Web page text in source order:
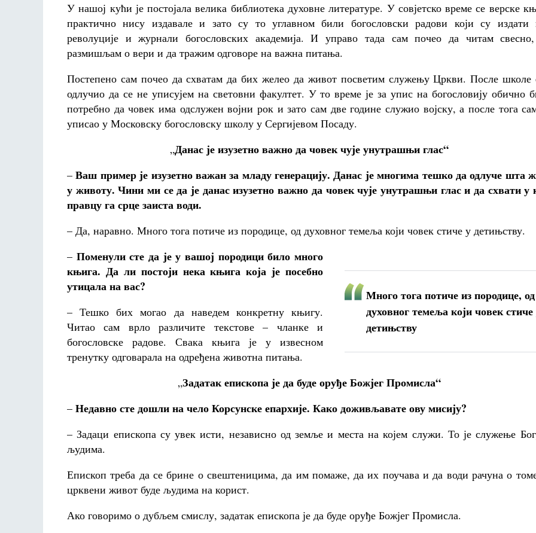
У нашој кући је постојала велика библиотека духовне литературе. У совјетско време се верске
практично нису издавале и зато су то углавном били богословски радови који су издати
револуције и журнали богословских академија. И управо тада сам почео да читам
размишљам о вери и да тражим одговоре на важна питања.
Постепено сам почео да схватам да бих желео да живот посветим служењу Цркви. После школе
одлучио да се не уписујем на световни факултет. У то време је за упис на богословију обично
потребно да човек има одслужен војни рок и зато сам две године служио војску, а после тога
уписао у Московску богословску школу у Сергијевом Посаду.
„Данас је изузетно важно да човек чује унутрашњи глас“
–Ваш пример је изузетно важан за младу генерацију. Данас је многима тешко да одлуче шта
у животу. Чини ми се да је данас изузетно важно да човек чује унутрашњи глас и да схвати у
правцу га срце заиста води.
– Да, наравно. Много тога потиче из породице, од духовног темеља који човек стиче у детињству.
Много тога потиче из породице, од
духовног темеља који човек стиче
детињству
– Поменули сте да је у вашој породици било много
књига. Да ли постоји нека књига која је посебно
утицала на вас?
– Тешко бих могао да наведем конкретну књигу.
Читао сам врло различите текстове – чланке и
богословске радове. Свака књига је у извесном
тренутку одговарала на одређена животна питања.
„Задатак епископа је да буде оруђе Божјег Промисла“
– Недавно сте дошли на чело Корсунске епархије. Како доживљавате ову мисију?
– Задаци епископа су увек исти, независно од земље и места на којем служи. То је служење
људима.
Епископ треба да се брине о свештеницима, да им помаже, да их поучава и да води рачуна о
црквени живот буде људима на корист.
Ако говоримо о дубљем смислу, задатак епископа је да буде оруђе Божјег Промисла.